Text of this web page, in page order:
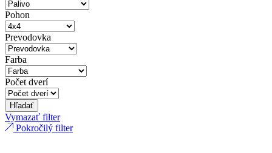
Pohon
Prevodovka
Farba
Počet dverí
Hľadať
Vymazať filter
Pokročilý filter